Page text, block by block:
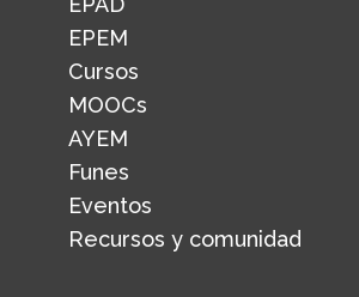
EPEM
Cursos
MOOCs
AYEM
Funes
Eventos
Recursos y comunidad